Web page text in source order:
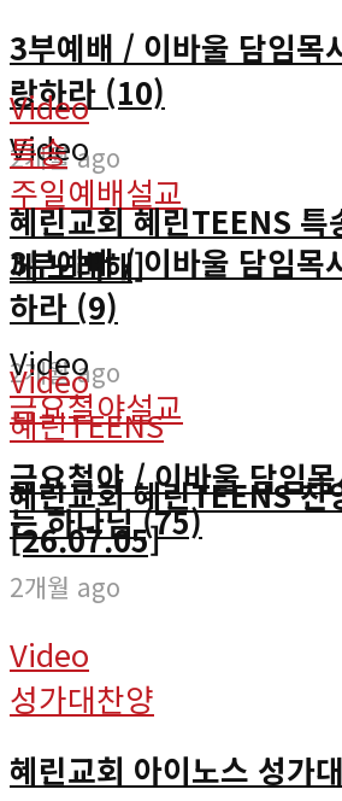
3부예배 / 이바울 담임목
랑하라 (10)
2개월 ago
Video
주일예배설교
3부예배 / 이바울 담임목
하라 (9)
2개월 ago
Video
금요철야설교
금요철야 / 이바울 담임
는 하나님 (75)
2개월 ago
Video
특송
혜린교회 혜린TEENS 특
께 노래해]
Video
혜린TEENS
혜린교회 혜린TEENS 찬
[26.07.05]
Video
성가대찬양
혜린교회 아이노스 성가